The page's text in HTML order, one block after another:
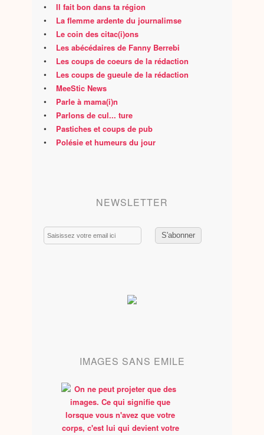
• Il fait bon dans ta région
• La flemme ardente du journalimse
• Le coin des citac(i)ons
• Les abécédaires de Fanny Berrebi
• Les coups de coeurs de la rédaction
• Les coups de gueule de la rédaction
• MeeStic News
• Parle à mama(i)n
• Parlons de cul... ture
• Pastiches et coups de pub
• Polésie et humeurs du jour
NEWSLETTER
Email
IMAGES SANS EMILE